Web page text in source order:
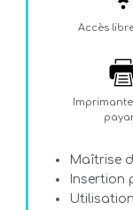
Accès
Maîtrise
Insertion